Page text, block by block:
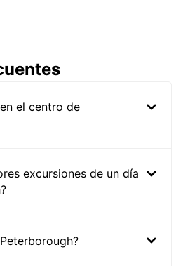
el centro de
excursiones de un día